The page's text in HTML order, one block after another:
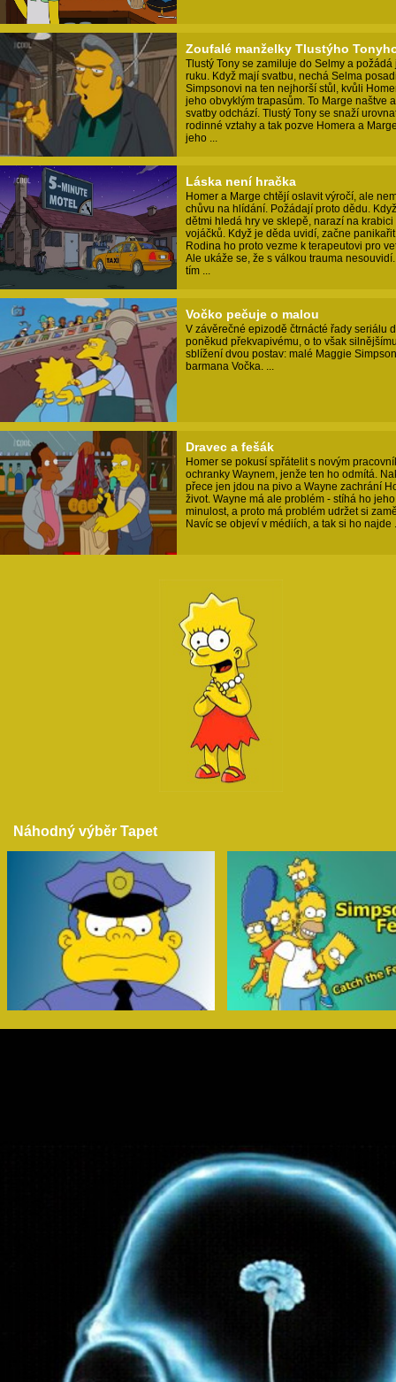
Zoufalé manželky Tlustýho
Tlustý Tony se zamiluje do Selmy a požádá
ruku. Když mají svatbu, nechá Selma
Simpsonovi na ten nejhorší stůl, kvůli
jeho obvyklým trapasům. To Marge naštve
svatby odchází. Tlustý Tony se snaží
rodinné vztahy a tak pozve Homera a
jeho ...
Láska není hračka
Homer a Marge chtějí oslavit výročí, ale
chůvu na hlídání. Požádají proto dědu.
dětmi hledá hry ve sklepě, narazí na krabici
vojáčků. Když je děda uvidí, začne
Rodina ho proto vezme k terapeutovi pro
Ale ukáže se, že s válkou trauma
tím ...
Vočko pečuje o malou
V závěrečné epizodě čtrnácté řady seriálu
poněkud překvapivému, o to však
sblížení dvou postav: malé Maggie
barmana Vočka. ...
Dravec a fešák
Homer se pokusí spřátelit s novým
ochranky Waynem, jenže ten ho odmítá.
přece jen jdou na pivo a Wayne zachrání
život. Wayne má ale problém - stíhá ho jeho
minulost, a proto má problém udržet si
Navíc se objeví v médiích, a tak si ho najde
Náhodný výběr Tapet